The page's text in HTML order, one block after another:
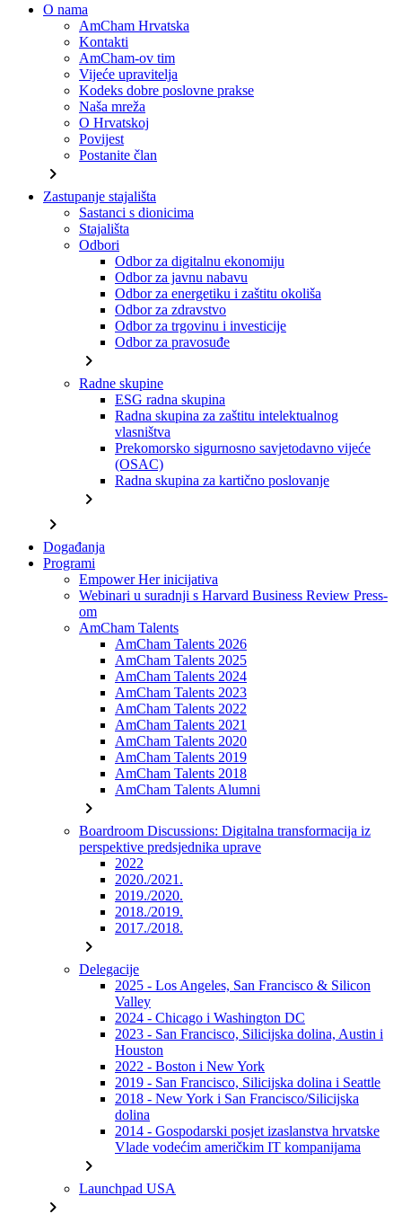
O nama
AmCham Hrvatska
Kontakti
AmCham-ov tim
Vijeće upravitelja
Kodeks dobre poslovne prakse
Naša mreža
O Hrvatskoj
Povijest
Postanite član
chevron_right
Zastupanje stajališta
Sastanci s dionicima
Stajališta
Odbori
Odbor za digitalnu ekonomiju
Odbor za javnu nabavu
Odbor za energetiku i zaštitu okoliša
Odbor za zdravstvo
Odbor za trgovinu i investicije
Odbor za pravosuđe
chevron_right
Radne skupine
ESG radna skupina
Radna skupina za zaštitu intelektualnog
vlasništva
Prekomorsko sigurnosno savjetodavno vijeće
(OSAC)
Radna skupina za kartično poslovanje
chevron_right
chevron_right
Događanja
Programi
Empower Her inicijativa
Webinari u suradnji s Harvard Business Review Press-
om
AmCham Talents
AmCham Talents 2026
AmCham Talents 2025
AmCham Talents 2024
AmCham Talents 2023
AmCham Talents 2022
AmCham Talents 2021
AmCham Talents 2020
AmCham Talents 2019
AmCham Talents 2018
AmCham Talents Alumni
chevron_right
Boardroom Discussions: Digitalna transformacija iz
perspektive predsjednika uprave
2022
2020./2021.
2019./2020.
2018./2019.
2017./2018.
chevron_right
Delegacije
2025 - Los Angeles, San Francisco & Silicon
Valley
2024 - Chicago i Washington DC
2023 - San Francisco, Silicijska dolina, Austin i
Houston
2022 - Boston i New York
2019 - San Francisco, Silicijska dolina i Seattle
2018 - New York i San Francisco/Silicijska
dolina
2014 - Gospodarski posjet izaslanstva hrvatske
Vlade vodećim američkim IT kompanijama
chevron_right
Launchpad USA
chevron_right